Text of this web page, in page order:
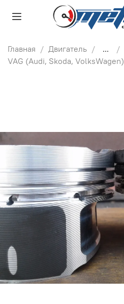
Главная Двигатель
...
VAG (Audi, Skoda, VolksWagen)